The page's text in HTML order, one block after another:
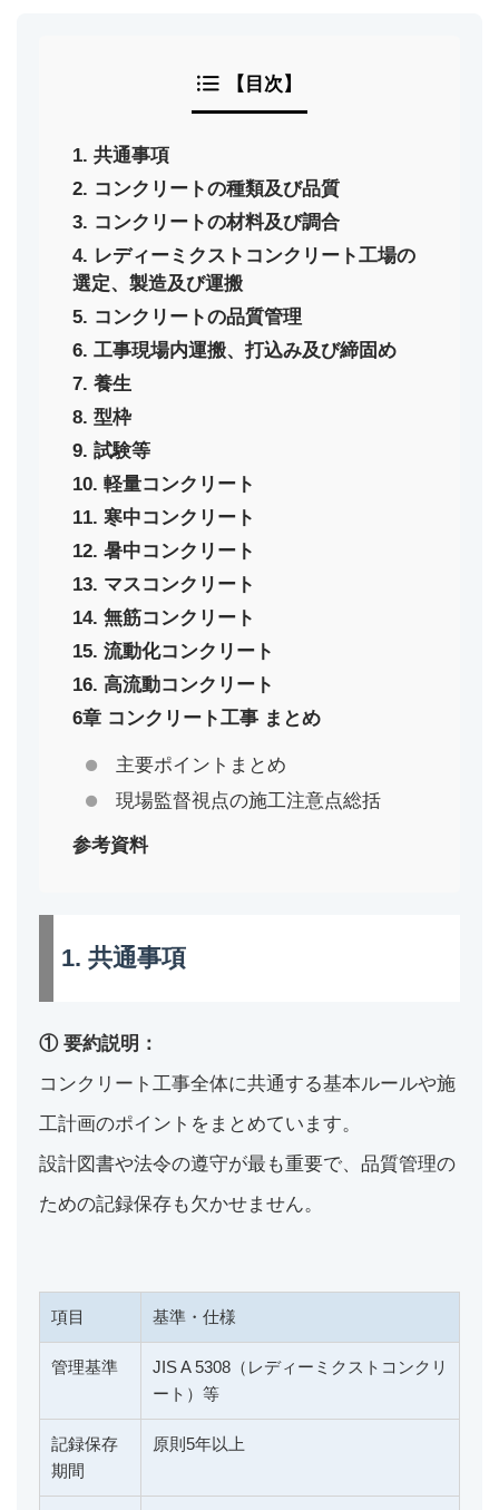
【目次】
1. 共通事項
2. コンクリートの種類及び品質
3. コンクリートの材料及び調合
4. レディーミクストコンクリート工場の
選定、製造及び運搬
5. コンクリートの品質管理
6. 工事現場内運搬、打込み及び締固め
7. 養生
8. 型枠
9. 試験等
10. 軽量コンクリート
11. 寒中コンクリート
12. 暑中コンクリート
13. マスコンクリート
14. 無筋コンクリート
15. 流動化コンクリート
16. 高流動コンクリート
6章 コンクリート工事 まとめ
主要ポイントまとめ
現場監督視点の施工注意点総括
参考資料
1. 共通事項
① 要約説明：
コンクリート工事全体に共通する基本ルールや施
工計画のポイントをまとめています。
設計図書や法令の遵守が最も重要で、品質管理の
ための記録保存も欠かせません。
項目 基準・仕様
管理基準
JIS A 5308（レディーミクストコンクリ
ート）等
記録保存
期間
原則5年以上